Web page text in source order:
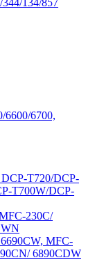
134/857
6600/6700,
T720/DCP-
T700W/DCP-
230C/
MFC-
6890CDW